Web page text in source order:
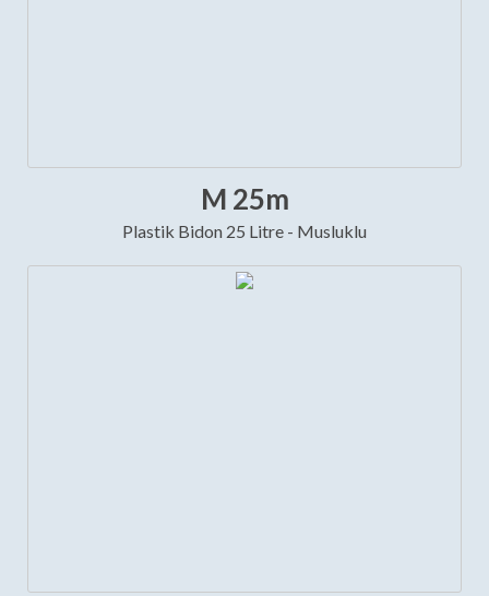
M 25m
Plastik Bidon 25 Litre - Musluklu